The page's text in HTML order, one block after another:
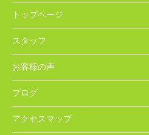
トップページ
スタッフ
お客様の声
ブログ
アクセスマップ